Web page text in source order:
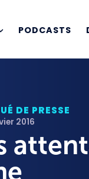
PODCASTS
DE PRESSE
2016